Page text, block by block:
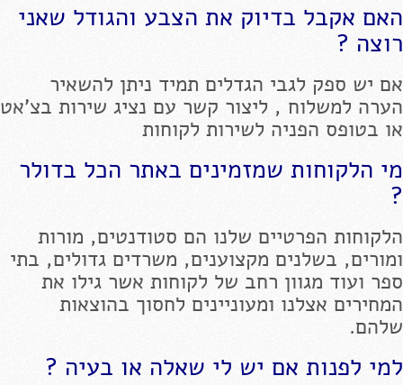
האם אקבל בדיוק את הצבע והגודל שאני
רוצה ?
אם יש ספק לגבי הגדלים תמיד ניתן להשאיר
הערה למשלוח , ליצור קשר עם נציג שירות בצ'אט
או בטופס הפניה לשירות לקוחות
מי הלקוחות שמזמינים באתר הכל בדולר
?
הלקוחות הפרטיים שלנו הם סטודנטים, מורות
ומורים, בשלנים מקצוענים, משרדים גדולים, בתי
ספר ועוד מגוון רחב של לקוחות אשר גילו את
המחירים אצלנו ומעוניינים לחסוך בהוצאות
שלהם.
למי לפנות אם יש לי שאלה או בעיה ?